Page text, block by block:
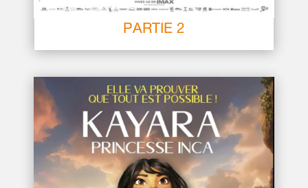
LA BATAILLE DE GAULLE –
PARTIE 2